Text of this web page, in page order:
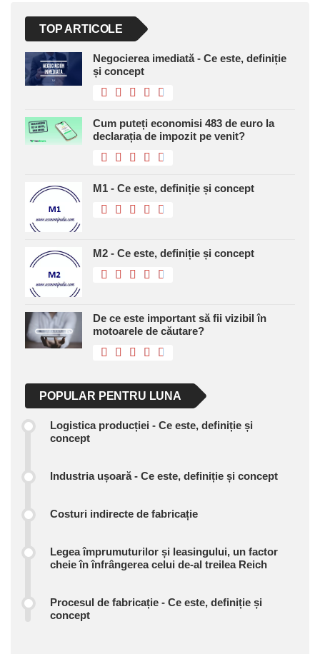
TOP ARTICOLE
Negocierea imediată - Ce este, definiție
și concept
Cum puteți economisi 483 de euro la
declarația de impozit pe venit?
M1 - Ce este, definiție și concept
M2 - Ce este, definiție și concept
De ce este important să fii vizibil în
motoarele de căutare?
POPULAR PENTRU LUNA
Logistica producției - Ce este, definiție și
concept
Industria ușoară - Ce este, definiție și concept
Costuri indirecte de fabricație
Legea împrumuturilor și leasingului, un factor
cheie în înfrângerea celui de-al treilea Reich
Procesul de fabricație - Ce este, definiție și
concept